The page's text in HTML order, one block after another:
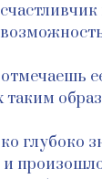
таким
глубоко